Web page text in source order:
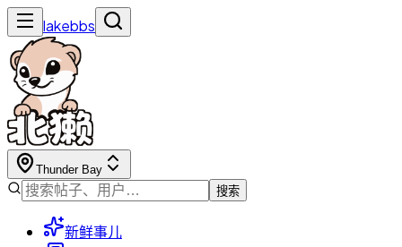
lakebbs
Thunder Bay
搜索
新鲜事儿